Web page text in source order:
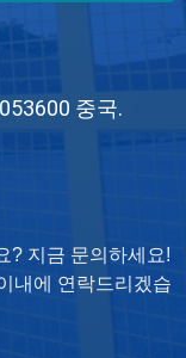
중국.
? 지금 문의하세요!
내에 연락드리겠습